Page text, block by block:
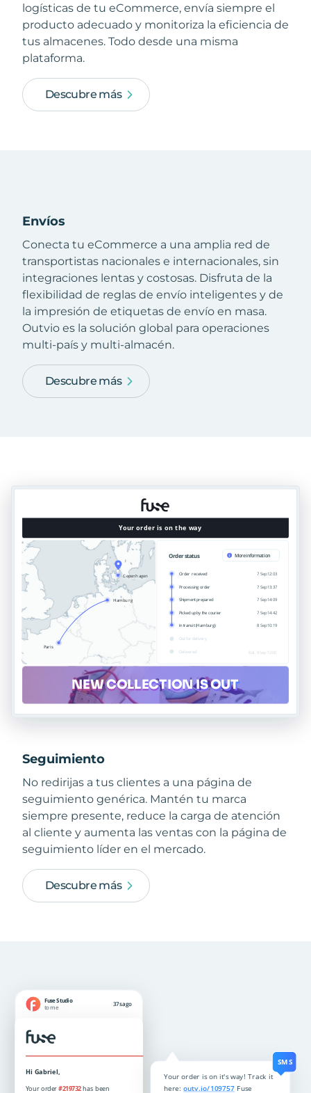
logísticas de tu eCommerce, envía siempre el
producto adecuado y monitoriza la eficiencia de
tus almacenes. Todo desde una misma
plataforma.
Descubre más
Envíos
Conecta tu eCommerce a una amplia red de
transportistas nacionales e internacionales, sin
integraciones lentas y costosas. Disfruta de la
flexibilidad de reglas de envío inteligentes y de
la impresión de etiquetas de envío en masa.
Outvio es la solución global para operaciones
multi-país y multi-almacén.
Descubre más
Seguimiento
No redirijas a tus clientes a una página de
seguimiento genérica. Mantén tu marca
siempre presente, reduce la carga de atención
al cliente y aumenta las ventas con la página de
seguimiento líder en el mercado.
Descubre más